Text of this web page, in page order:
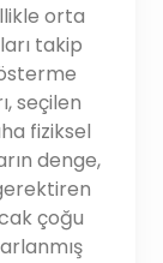
orta
takip
seçilen
fiziksel
denge,
çoğu